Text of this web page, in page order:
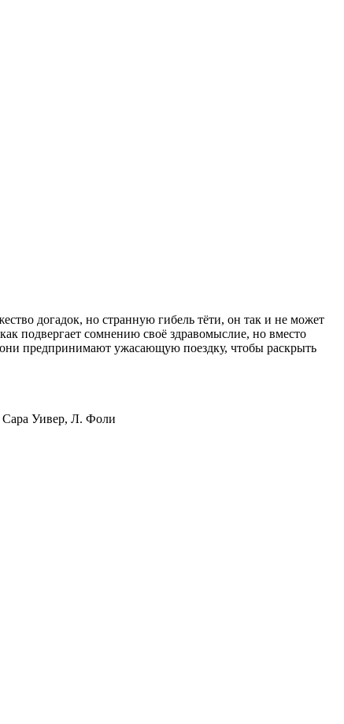
догадок, но странную гибель тёти, он так и не может
подвергает сомнению своё здравомыслие, но вместо
они предпринимают ужасающую поездку, чтобы раскрыть
Сара Уивер, Л. Фоли